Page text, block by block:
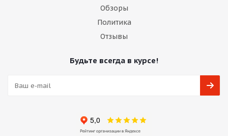
Обзоры
Политика
Отзывы
Будьте всегда в курсе!